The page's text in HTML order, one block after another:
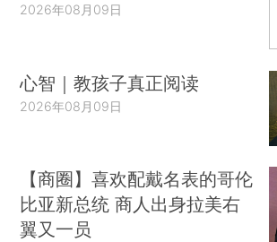
2026年08月09日
心智｜教孩子真正阅读
2026年08月09日
【商圈】喜欢配戴名表的哥伦
比亚新总统 商人出身拉美右
翼又一员